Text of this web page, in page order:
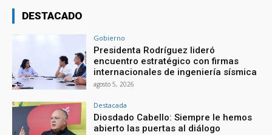
DESTACADO
Gobierno
Presidenta Rodríguez lideró
encuentro estratégico con firmas
internacionales de ingeniería sísmica
agosto 5, 2026
Destacada
Diosdado Cabello: Siempre le hemos
abierto las puertas al diálogo